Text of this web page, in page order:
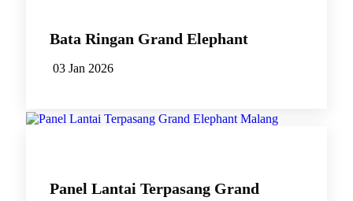
Bata Ringan Grand Elephant
03 Jan 2026
Panel Lantai Terpasang Grand